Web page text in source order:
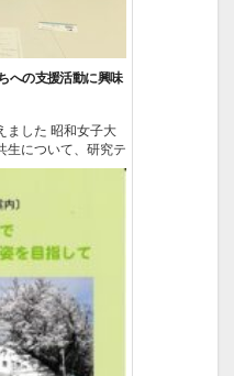
への支援活動に興味
ました 昭和女子大
生について、研究テ
ーしたいという連絡
援を続けている私た
す。理事会に来てい